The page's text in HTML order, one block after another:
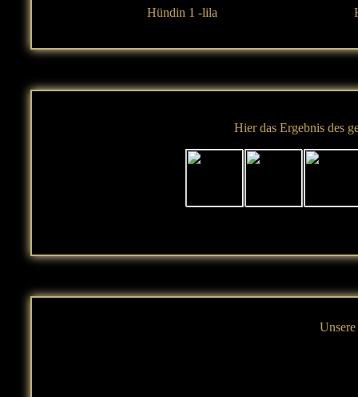
Hündin 1 -lila
Hier das Ergebnis des